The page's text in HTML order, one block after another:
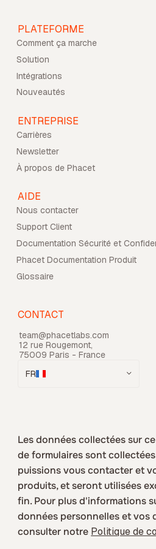
PLATEFORME
Comment ça marche
Solution
Intégrations
Nouveautés
ENTREPRISE
Carrières
Newsletter
À propos de Phacet
AIDE
Nous contacter
Support Client
Documentation Sécurité et
Phacet Documentation Produit
Glossaire
CONTACT
team@phacetlabs.com
12 rue Rougemont,
75009 Paris - France
FR
Les données collectées sur
de formulaires sont
puissions vous contacter et
produits, et seront utilisées
fin. Pour plus d'informations
données personnelles et vos
consulter notre Politique de